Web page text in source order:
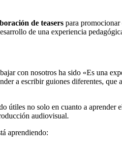
de teasers para promocionar
de una experiencia
con nosotros ha sido «Es una
a escribir guiones diferentes,
útiles no solo en cuanto a
audiovisual.
aprendiendo: